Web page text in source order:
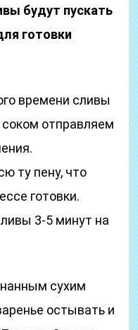
будут пускать
готовки
времени сливы
отправляем
ту пену, что
готовки.
3-5 минут на
сухим
остывать и